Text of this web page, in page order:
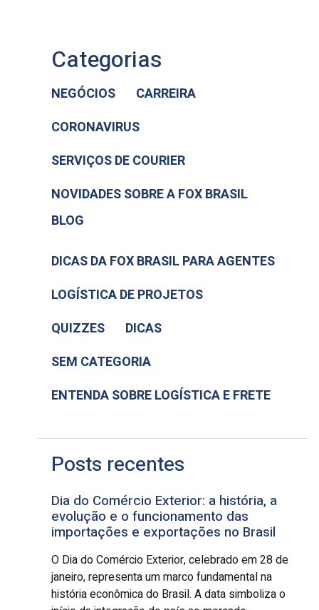
Categorias
NEGÓCIOS
CARREIRA
CORONAVIRUS
SERVIÇOS DE COURIER
NOVIDADES SOBRE A FOX BRASIL
BLOG
DICAS DA FOX BRASIL PARA AGENTES
LOGÍSTICA DE PROJETOS
QUIZZES
DICAS
SEM CATEGORIA
ENTENDA SOBRE LOGÍSTICA E FRETE
Posts recentes
Dia do Comércio Exterior: a história, a
evolução e o funcionamento das
importações e exportações no Brasil
O Dia do Comércio Exterior, celebrado em 28 de
janeiro, representa um marco fundamental na
história econômica do Brasil. A data simboliza o